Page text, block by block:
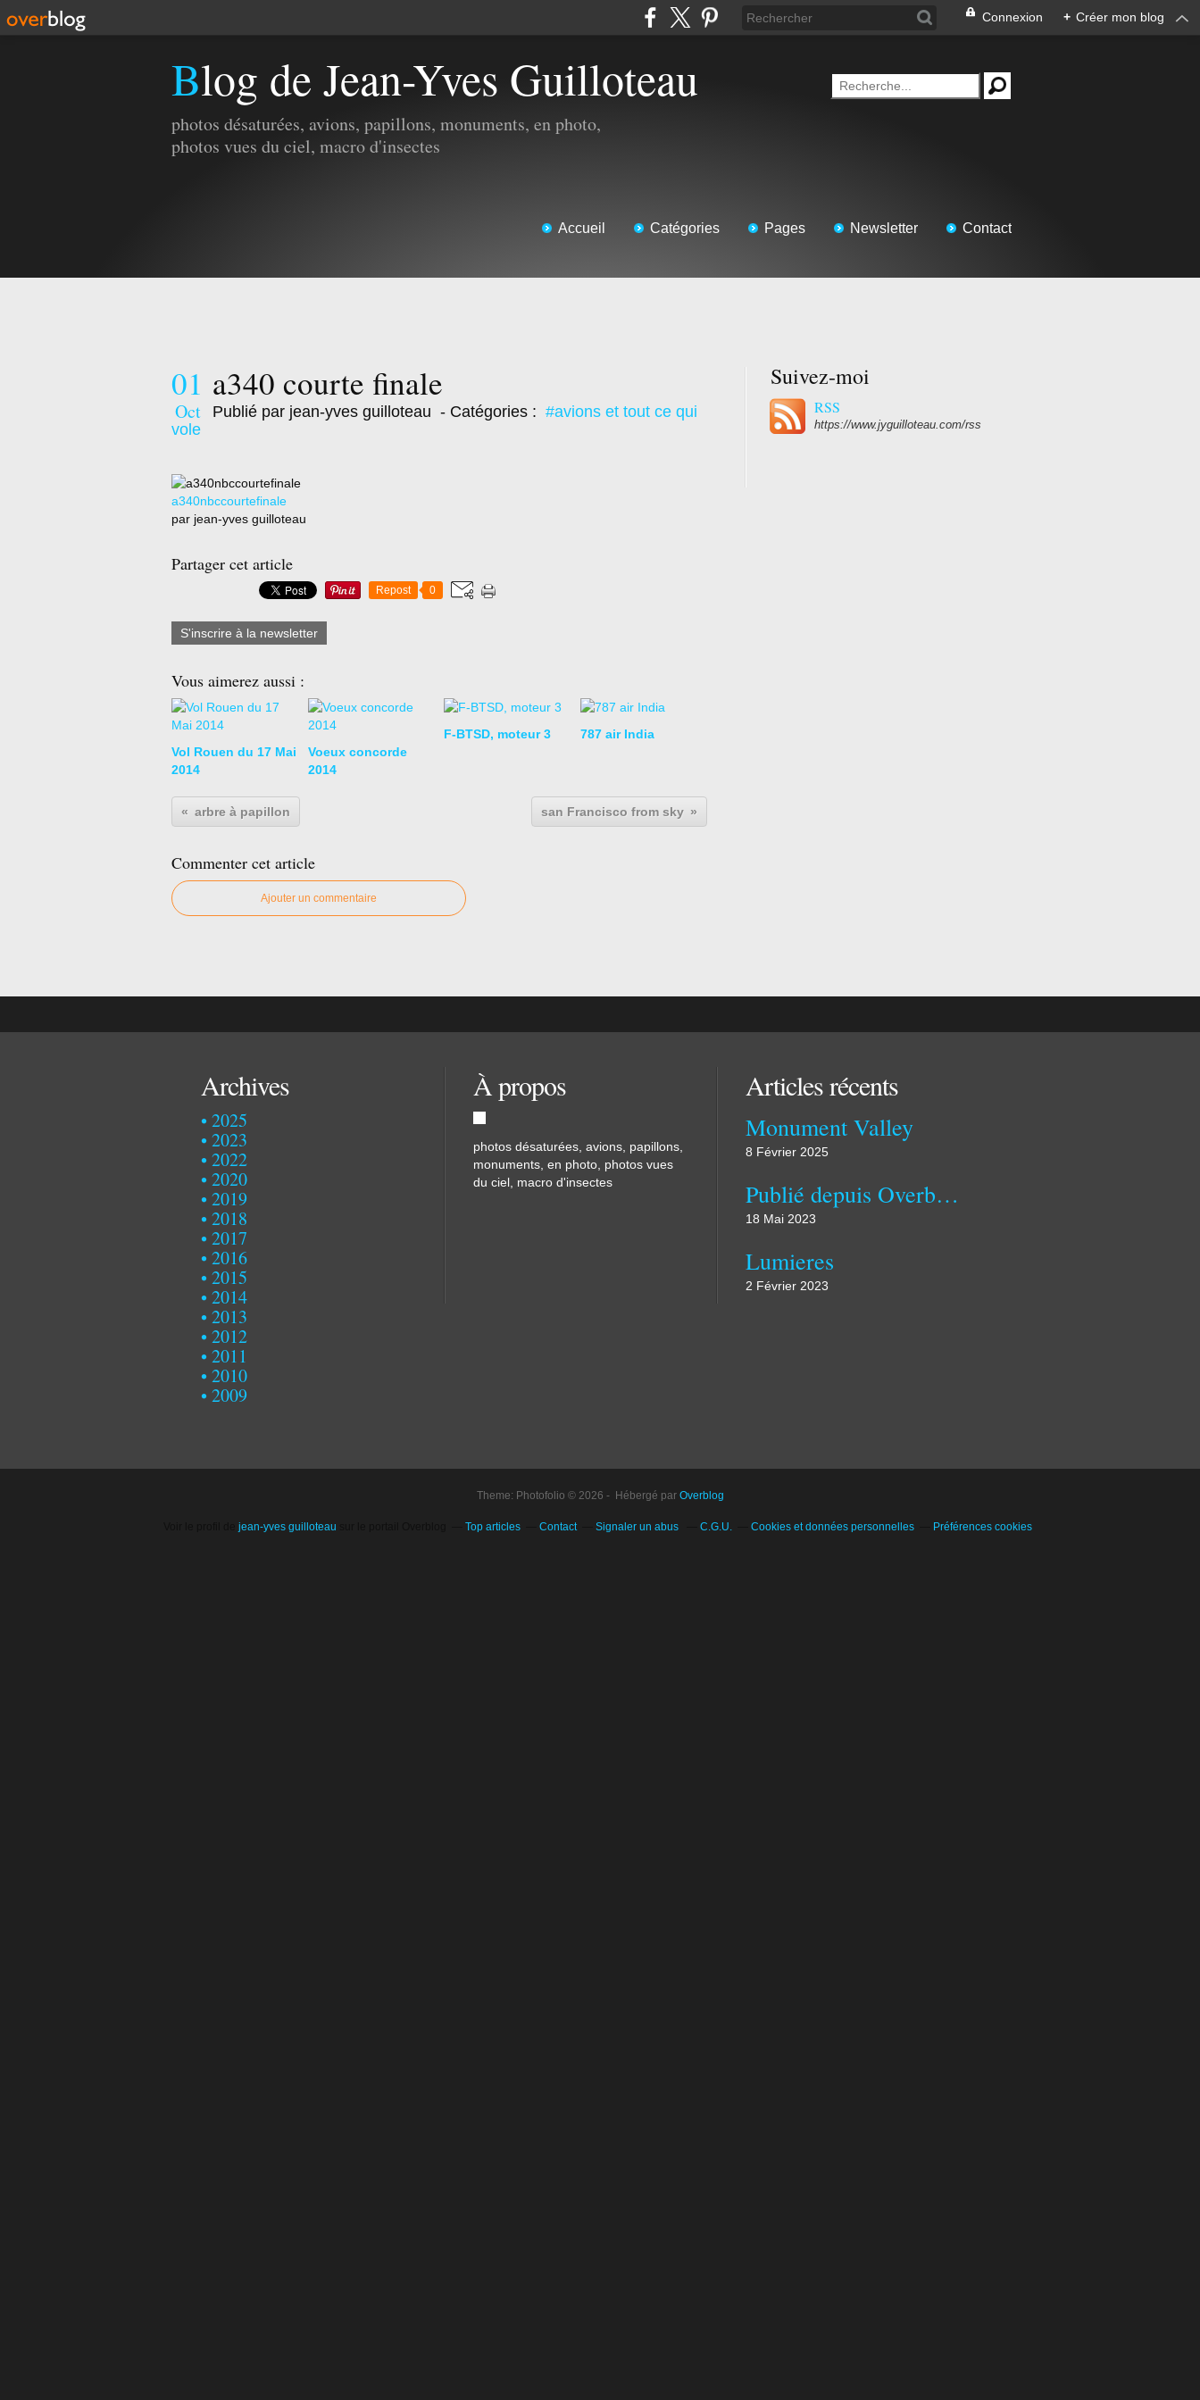
Connexion + Créer mon blog
Blog de Jean-Yves Guilloteau
photos désaturées, avions, papillons, monuments, en photo,
photos vues du ciel, macro d'insectes
Accueil Catégories Pages Newsletter Contact
01
Oct
a340 courte finale
Publié par jean-yves guilloteau - Catégories : #avions et tout ce qui
vole
a340nbccourtefinale
par jean-yves guilloteau
Partager cet article
Repost 0
S'inscrire à la newsletter
Vous aimerez aussi :
Vol Rouen du 17 Mai
2014
Voeux concorde
2014
F-BTSD, moteur 3 787 air India
arbre à papillon san Francisco from sky
Commenter cet article
Ajouter un commentaire
Suivez-moi
RSS
https://www.jyguilloteau.com/rss
Archives
2025
2023
2022
2020
2019
2018
2017
2016
2015
2014
2013
2012
2011
2010
2009
À propos
photos désaturées, avions, papillons,
monuments, en photo, photos vues
du ciel, macro d'insectes
Articles récents
Monument Valley
8 Février 2025
Publié depuis Overblog
18 Mai 2023
Lumieres
2 Février 2023
Theme: Photofolio © 2026 - Hébergé par Overblog
jean-yves guilloteau Top articles Contact Signaler un abus C.G.U. Cookies et données personnelles Préférences cookies